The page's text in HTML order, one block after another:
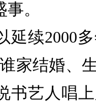
。
延续2000
家结婚、
书艺人唱